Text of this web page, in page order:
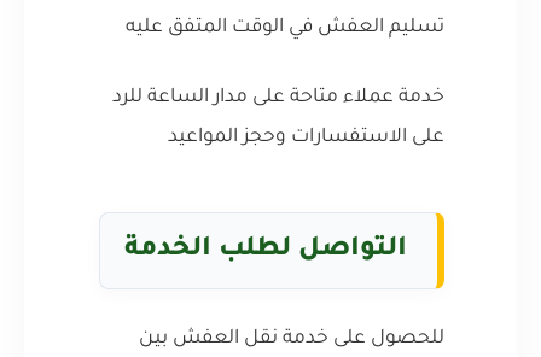
تسليم العفش في الوقت المتفق عليه
خدمة عملاء متاحة على مدار الساعة للرد
على الاستفسارات وحجز المواعيد
التواصل لطلب الخدمة
للحصول على خدمة نقل العفش بين